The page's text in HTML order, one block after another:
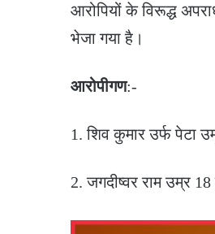
आरोपियों के विरूद्ध
भेजा गया है।
आरोपीगण:-
1. शिव कुमार उर्फ पेटा
2. जगदीष्वर राम उम्र 18